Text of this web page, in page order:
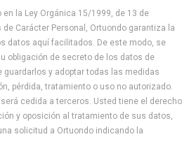
la Ley Orgánica 15/1999, de 13 de
Carácter Personal, Ortuondo garantiza la
datos aquí facilitados. De este modo, se
obligación de secreto de los datos de
guardarlos y adoptar todas las medidas
pérdida, tratamiento o uso no autorizado.
cedida a terceros. Usted tiene el derecho
y oposición al tratamiento de sus datos,
solicitud a Ortuondo indicando la